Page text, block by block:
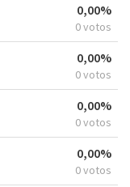
0,00%
0 votos
0,00%
0 votos
0,00%
0 votos
0,00%
0 votos